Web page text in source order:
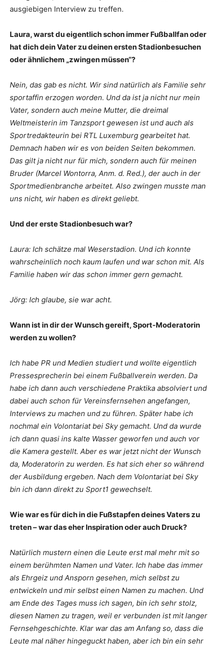
ausgiebigen Interview zu treffen.
Laura, warst du eigentlich schon immer Fußballfan oder
hat dich dein Vater zu deinen ersten Stadionbesuchen
oder ähnlichem „zwingen müssen“?
Nein, das gab es nicht. Wir sind natürlich als Familie sehr
sportaffin erzogen worden. Und da ist ja nicht nur mein
Vater, sondern auch meine Mutter, die dreimal
Weltmeisterin im Tanzsport gewesen ist und auch als
Sportredakteurin bei RTL Luxemburg gearbeitet hat.
Demnach haben wir es von beiden Seiten bekommen.
Das gilt ja nicht nur für mich, sondern auch für meinen
Bruder (Marcel Wontorra, Anm. d. Red.), der auch in der
Sportmedienbranche arbeitet. Also zwingen musste man
uns nicht, wir haben es direkt geliebt.
Und der erste Stadionbesuch war?
Laura: Ich schätze mal Weserstadion. Und ich konnte
wahrscheinlich noch kaum laufen und war schon mit. Als
Familie haben wir das schon immer gern gemacht.
Jörg: Ich glaube, sie war acht.
Wann ist in dir der Wunsch gereift, Sport-Moderatorin
werden zu wollen?
Ich habe PR und Medien studiert und wollte eigentlich
Pressesprecherin bei einem Fußballverein werden. Da
habe ich dann auch verschiedene Praktika absolviert und
dabei auch schon für Vereinsfernsehen angefangen,
Interviews zu machen und zu führen. Später habe ich
nochmal ein Volontariat bei Sky gemacht. Und da wurde
ich dann quasi ins kalte Wasser geworfen und auch vor
die Kamera gestellt. Aber es war jetzt nicht der Wunsch
da, Moderatorin zu werden. Es hat sich eher so während
der Ausbildung ergeben. Nach dem Volontariat bei Sky
bin ich dann direkt zu Sport1 gewechselt.
Wie war es für dich in die Fußstapfen deines Vaters zu
treten – war das eher Inspiration oder auch Druck?
Natürlich mustern einen die Leute erst mal mehr mit so
einem berühmten Namen und Vater. Ich habe das immer
als Ehrgeiz und Ansporn gesehen, mich selbst zu
entwickeln und mir selbst einen Namen zu machen. Und
am Ende des Tages muss ich sagen, bin ich sehr stolz,
diesen Namen zu tragen, weil er verbunden ist mit langer
Fernsehgeschichte. Klar war das am Anfang so, dass die
Leute mal näher hingeguckt haben, aber ich bin ein sehr